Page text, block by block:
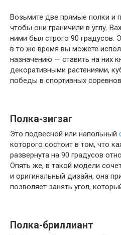
Возьмите две прямые полки и
чтобы они граничили в углу.
ними был строго 90 градусов.
в то же время вы можете
назначению — ставить на них
декоративными растениями,
победы в спортивных
Полка-зигзаг
Это подвесной или напольный
которого состоит в том, что
развернута на 90 градусов
Опять же, в такой модели
и оригинальный дизайн, она
позволяет занять угол,
Полка-бриллиант